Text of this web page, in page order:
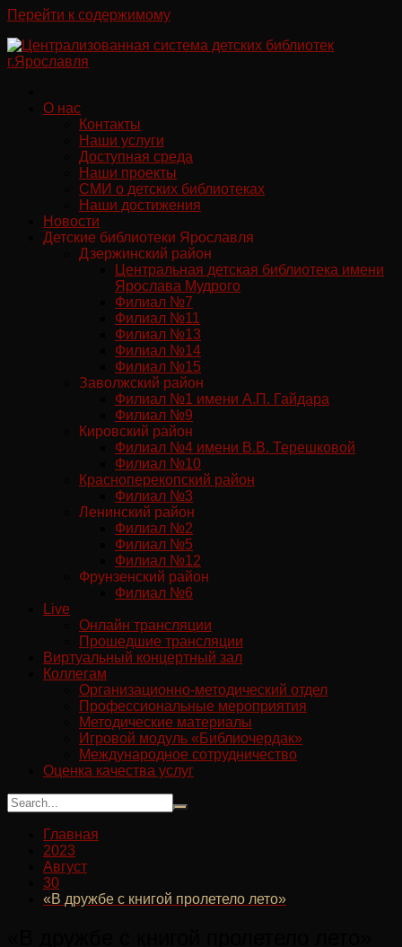
Перейти к содержимому
О нас
Контакты
Наши услуги
Доступная среда
Наши проекты
СМИ о детских библиотеках
Наши достижения
Новости
Детские библиотеки Ярославля
Дзержинский район
Центральная детская библиотека имени
Ярослава Мудрого
Филиал №7
Филиал №11
Филиал №13
Филиал №14
Филиал №15
Заволжский район
Филиал №1 имени А.П. Гайдара
Филиал №9
Кировский район
Филиал №4 имени В.В. Терешковой
Филиал №10
Красноперекопский район
Филиал №3
Ленинский район
Филиал №2
Филиал №5
Филиал №12
Фрунзенский район
Филиал №6
Live
Онлайн трансляции
Прошедшие трансляции
Виртуальный концертный зал
Коллегам
Организационно-методический отдел
Профессиональные мероприятия
Методические материалы
Игровой модуль «Библиочердак»
Международное сотрудничество
Оценка качества услуг
Главная
2023
Август
30
«В дружбе с книгой пролетело лето»